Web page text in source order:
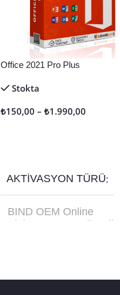
Office 2021 Pro Plus
Stokta
₺150,00 – ₺1.990,00
AKTIVASYON TÜRÜ
BIND OEM Online
Aktivasyon
Retail Online